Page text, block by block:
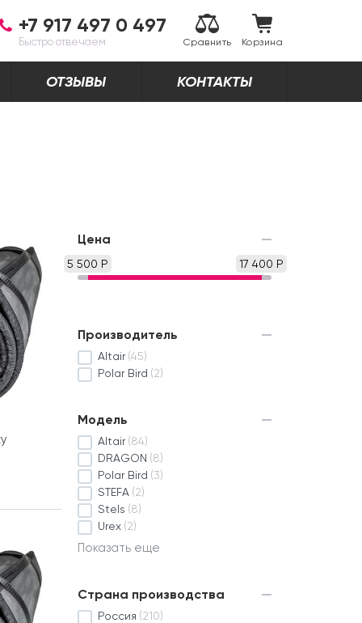
+7 917 497 0 497
Быстро отвечаем Сравнить Корзина
ОТЗЫВЫ КОНТАКТЫ
Цена
5 500 Р 17 400 Р
Производитель
Altair (45)
Polar Bird (2)
Модель
Altair (84)
DRAGON (8)
Polar Bird (3)
STEFA (2)
Stels (8)
Urex (2)
Показать еще
Страна производства
Россия (210)